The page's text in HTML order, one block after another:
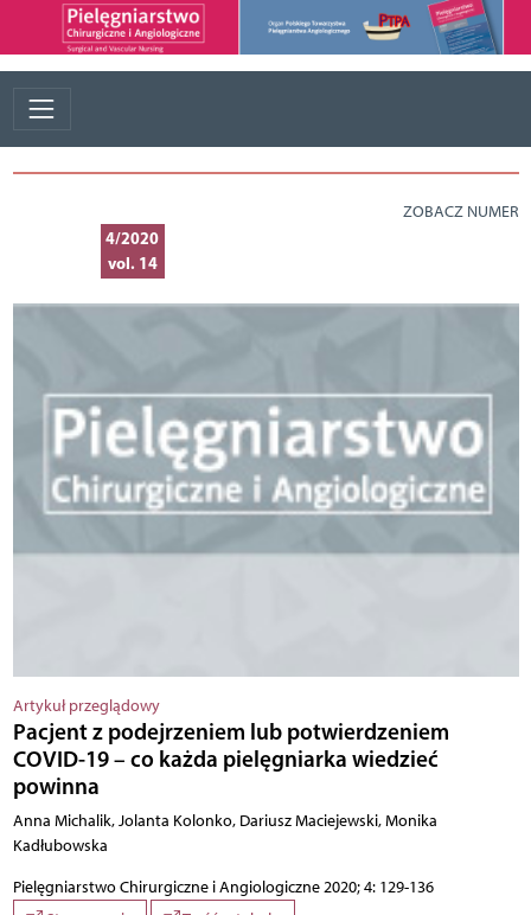
ZOBACZ NUMER
4/2020
vol. 14
Artykuł przeglądowy
Pacjent z podejrzeniem lub potwierdzeniem
COVID-19 – co każda pielęgniarka wiedzieć
powinna
Anna Michalik, Jolanta Kolonko, Dariusz Maciejewski, Monika
Kadłubowska
Pielęgniarstwo Chirurgiczne i Angiologiczne 2020; 4: 129-136